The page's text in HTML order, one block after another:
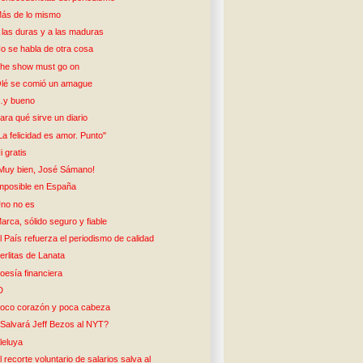
de lo mismo
las duras y a las maduras
se habla de otra cosa
show must go on
se comió un amague
…y bueno
qué sirve un diario
felicidad es amor. Punto"
gratis
bien, José Sámano!
en España
no es
sólido seguro y fiable
País refuerza el periodismo de calidad
de Lanata
financiera
corazón y poca cabeza
Jeff Bezos al NYT?
recorte voluntario de salarios salva al